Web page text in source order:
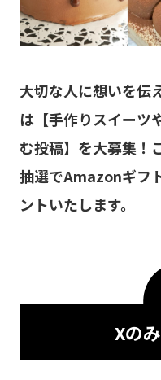
大切な人に想いを伝
は【手作りスイーツ
む投稿】を大募集！
抽選でAmazonギフ
ントいたします。
Xの